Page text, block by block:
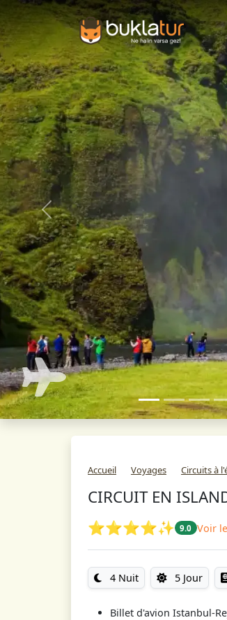
Précédent
Accueil Voyages Circuits à
CIRCUIT EN
⭐⭐⭐⭐✨ 9.0 Voir
4 Nuit 5 Jour
Billet d'avion Istanbul-